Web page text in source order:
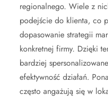
regionalnego. Wiele z
podejście do klienta, co
dopasowanie strategii
konkretnej firmy. Dzięki
bardziej
efektywność działań.
często angażują się w